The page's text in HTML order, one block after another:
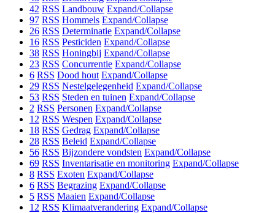
42 RSS Landbouw Expand/Collapse
97 RSS Hommels Expand/Collapse
26 RSS Determinatie Expand/Collapse
16 RSS Pesticiden Expand/Collapse
38 RSS Honingbij Expand/Collapse
23 RSS Concurrentie Expand/Collapse
6 RSS Dood hout Expand/Collapse
29 RSS Nestelgelegenheid Expand/Collapse
53 RSS Steden en tuinen Expand/Collapse
2 RSS Personen Expand/Collapse
12 RSS Wespen Expand/Collapse
18 RSS Gedrag Expand/Collapse
28 RSS Beleid Expand/Collapse
56 RSS Bijzondere vondsten Expand/Collapse
69 RSS Inventarisatie en monitoring Expand/Collapse
8 RSS Exoten Expand/Collapse
6 RSS Begrazing Expand/Collapse
5 RSS Maaien Expand/Collapse
12 RSS Klimaatverandering Expand/Collapse